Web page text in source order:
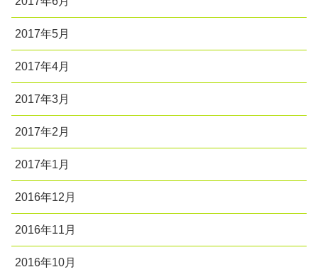
2017年5月
2017年4月
2017年3月
2017年2月
2017年1月
2016年12月
2016年11月
2016年10月